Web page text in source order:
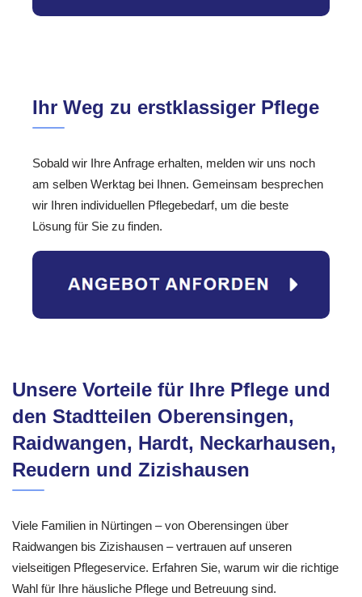
Ihr Weg zu erstklassiger Pflege
Sobald wir Ihre Anfrage erhalten, melden wir uns noch
am selben Werktag bei Ihnen. Gemeinsam besprechen
wir Ihren individuellen Pflegebedarf, um die beste
Lösung für Sie zu finden.
Unsere Vorteile für Ihre Pflege und
den Stadtteilen Oberensingen,
Raidwangen, Hardt, Neckarhausen,
Reudern und Zizishausen
Viele Familien in Nürtingen – von Oberensingen über
Raidwangen bis Zizishausen – vertrauen auf unseren
vielseitigen Pflegeservice. Erfahren Sie, warum wir die richtige
Wahl für Ihre häusliche Pflege und Betreuung sind.